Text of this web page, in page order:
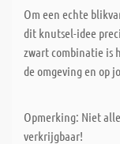
Om een echte
dit knutsel-idee
zwart combinatie is
de omgeving en op
Opmerking: Niet
verkrijgbaar!